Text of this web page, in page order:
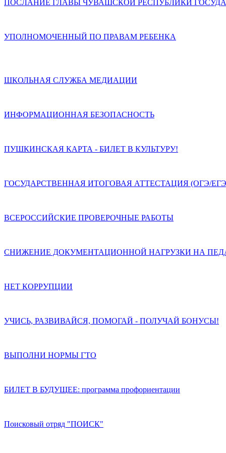
ПОСЛАНИЕ ГЛАВЫ ЧУВАШСКОЙ РЕСПУБЛИКИ
УПОЛНОМОЧЕННЫЙ ПО ПРАВАМ РЕБЕНКА
ШКОЛЬНАЯ СЛУЖБА МЕДИАЦИИ
ИНФОРМАЦИОННАЯ БЕЗОПАСНОСТЬ
ПУШКИНСКАЯ КАРТА - БИЛЕТ В КУЛЬТУРУ!
ГОСУДАРСТВЕННАЯ ИТОГОВАЯ АТТЕСТАЦИЯ (ОГЭ/
ВСЕРОССИЙСКИЕ ПРОВЕРОЧНЫЕ РАБОТЫ
СНИЖЕНИЕ ДОКУМЕНТАЦИОННОЙ НАГРУЗКИ НА
НЕТ КОРРУПЦИИ
УЧИСЬ, РАЗВИВАЙСЯ, ПОМОГАЙ - ПОЛУЧАЙ БОНУСЫ!
ВЫПОЛНИ НОРМЫ ГТО
БИЛЕТ В БУДУЩЕЕ: программа профориентации
Поисковый отряд "ПОИСК"